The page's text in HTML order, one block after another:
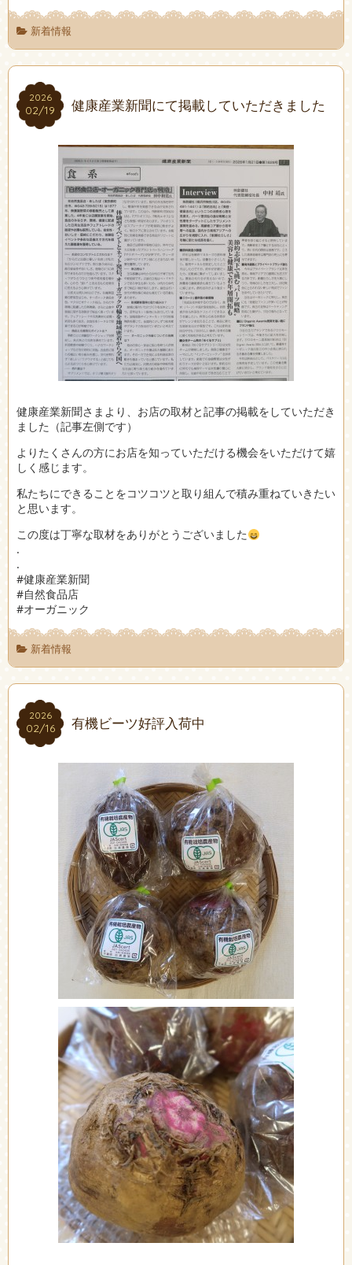
新着情報
2026
02/19
2026
02/19 健康産業新聞にて掲載していただきました
健康産業新聞さまより、お店の取材と記事の掲載をしていただき
ました（記事左側です）
よりたくさんの方にお店を知っていただける機会をいただけて嬉
しく感じます。
私たちにできることをコツコツと取り組んで積み重ねていきたい
と思います。
この度は丁寧な取材をありがとうございました
.
.
#健康産業新聞
#自然食品店
#オーガニック
新着情報
2026
02/16
2026
02/16 有機ビーツ好評入荷中